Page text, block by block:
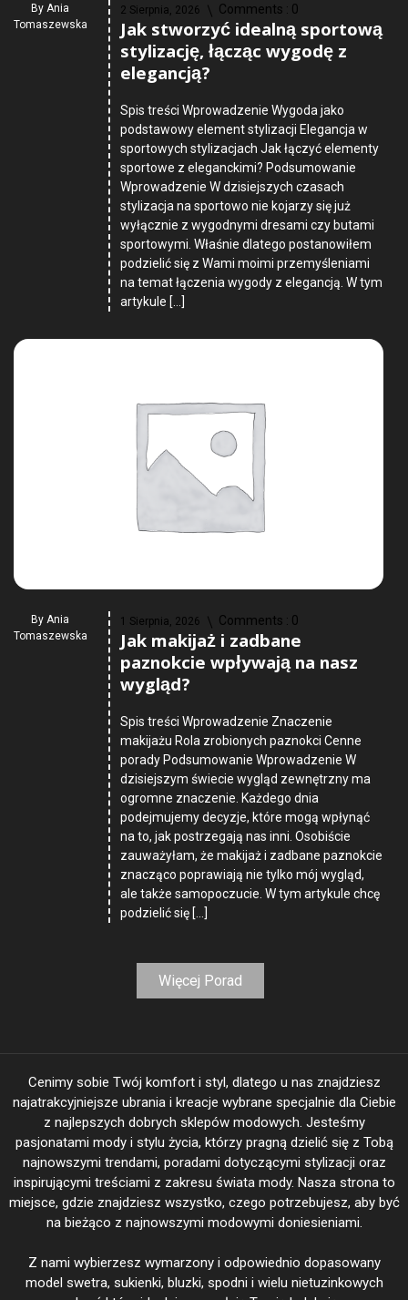
By Ania
Tomaszewska
2 Sierpnia, 2026 Comments : 0
Jak stworzyć idealną sportową
stylizację, łącząc wygodę z
elegancją?
Spis treści Wprowadzenie Wygoda jako
podstawowy element stylizacji Elegancja w
sportowych stylizacjach Jak łączyć elementy
sportowe z eleganckimi? Podsumowanie
Wprowadzenie W dzisiejszych czasach
stylizacja na sportowo nie kojarzy się już
wyłącznie z wygodnymi dresami czy butami
sportowymi. Właśnie dlatego postanowiłem
podzielić się z Wami moimi przemyśleniami
na temat łączenia wygody z elegancją. W tym
artykule […]
By Ania
Tomaszewska
1 Sierpnia, 2026 Comments : 0
Jak makijaż i zadbane
paznokcie wpływają na nasz
wygląd?
Spis treści Wprowadzenie Znaczenie
makijażu Rola zrobionych paznokci Cenne
porady Podsumowanie Wprowadzenie W
dzisiejszym świecie wygląd zewnętrzny ma
ogromne znaczenie. Każdego dnia
podejmujemy decyzje, które mogą wpłynąć
na to, jak postrzegają nas inni. Osobiście
zauważyłam, że makijaż i zadbane paznokcie
znacząco poprawiają nie tylko mój wygląd,
ale także samopoczucie. W tym artykule chcę
podzielić się […]
Więcej Porad
Cenimy sobie Twój komfort i styl, dlatego u nas znajdziesz
najatrakcyjniejsze ubrania i kreacje wybrane specjalnie dla Ciebie
z najlepszych dobrych sklepów modowych. Jesteśmy
pasjonatami mody i stylu życia, którzy pragną dzielić się z Tobą
najnowszymi trendami, poradami dotyczącymi stylizacji oraz
inspirującymi treściami z zakresu świata mody. Nasza strona to
miejsce, gdzie znajdziesz wszystko, czego potrzebujesz, aby być
na bieżąco z najnowszymi modowymi doniesieniami.
Z nami wybierzesz wymarzony i odpowiednio dopasowany
model swetra, sukienki, bluzki, spodni i wielu nietuzinkowych